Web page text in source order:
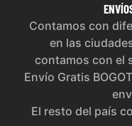
Contamos con
en las
contamos con el
Envío Gratis
El resto del país